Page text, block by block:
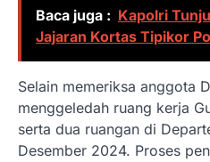
Baca juga : Kapolri
Jajaran Kortas Tipikor
Selain memeriksa anggota
menggeledah ruang kerja
serta dua ruangan di
Desember 2024. Proses